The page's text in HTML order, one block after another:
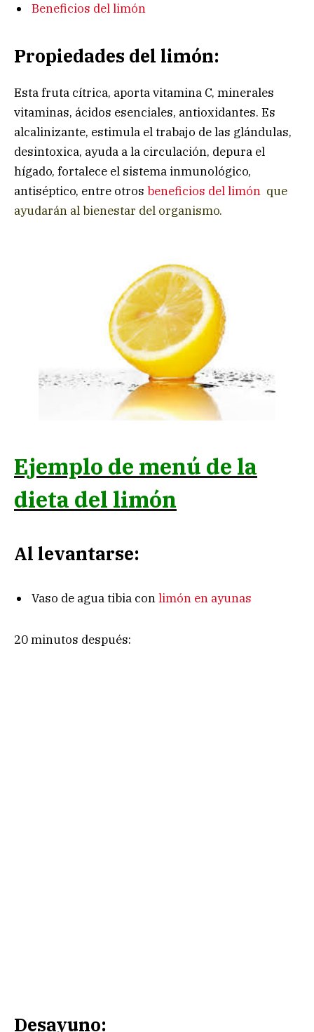
Beneficios del limón
Propiedades del limón:
Esta fruta cítrica, aporta vitamina C, minerales
vitaminas, ácidos esenciales, antioxidantes. Es
alcalinizante, estimula el trabajo de las glándulas,
desintoxica, ayuda a la circulación, depura el
hígado, fortalece el sistema inmunológico,
antiséptico, entre otros beneficios del limón que
ayudarán al bienestar del organismo.
Ejemplo de menú de la
dieta del limón
Al levantarse:
Vaso de agua tibia conlimón en ayunas
20 minutos después:
Desayuno: